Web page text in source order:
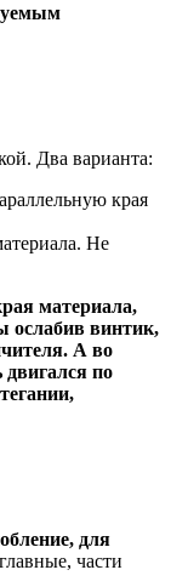
Два варианта:
края
Не
материала,
ослабив винтик,
А во
по
для
части